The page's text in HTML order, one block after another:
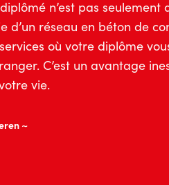
n’est pas seulement
d’un réseau en béton de
où votre diplôme
C’est un avantage
vie.
~